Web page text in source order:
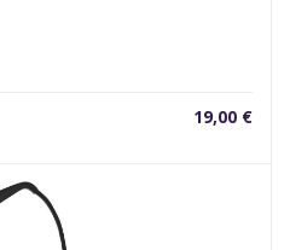
19,00 €
Η